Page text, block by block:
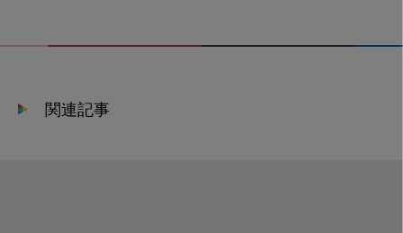
関連記事